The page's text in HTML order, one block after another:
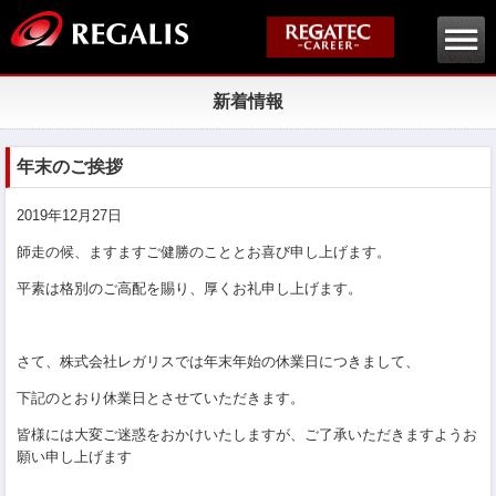
新着情報
年末のご挨拶
2019年12月27日
師走の候、ますますご健勝のこととお喜び申し上げます。
平素は格別のご高配を賜り、厚くお礼申し上げます。
さて、株式会社レガリスでは年末年始の休業日につきまして、
下記のとおり休業日とさせていただきます。
皆様には大変ご迷惑をおかけいたしますが、ご了承いただきますようお
願い申し上げます